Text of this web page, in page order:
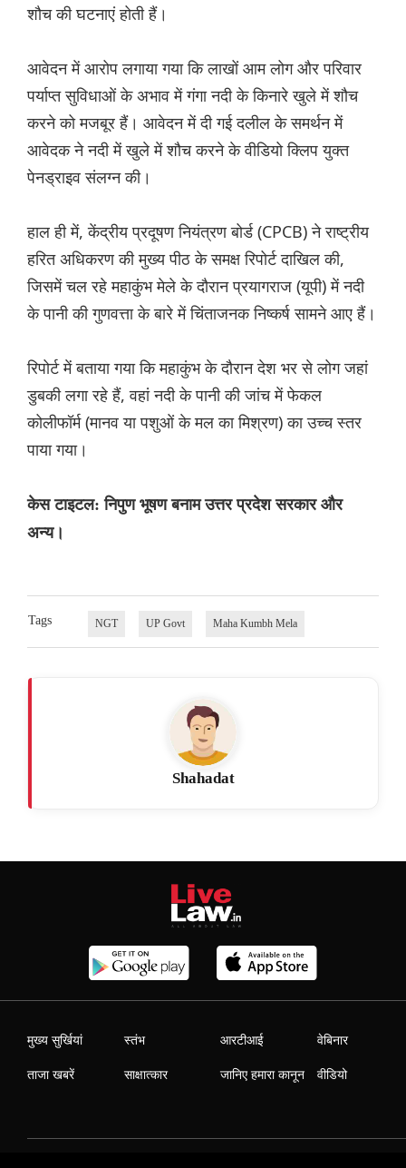
शौच की घटनाएं होती हैं।
आवेदन में आरोप लगाया गया कि लाखों आम लोग और परिवार
पर्याप्त सुविधाओं के अभाव में गंगा नदी के किनारे खुले में शौच
करने को मजबूर हैं। आवेदन में दी गई दलील के समर्थन में
आवेदक ने नदी में खुले में शौच करने के वीडियो क्लिप युक्त
पेनड्राइव संलग्न की।
हाल ही में, केंद्रीय प्रदूषण नियंत्रण बोर्ड (CPCB) ने राष्ट्रीय
हरित अधिकरण की मुख्य पीठ के समक्ष रिपोर्ट दाखिल की,
जिसमें चल रहे महाकुंभ मेले के दौरान प्रयागराज (यूपी) में नदी
के पानी की गुणवत्ता के बारे में चिंताजनक निष्कर्ष सामने आए हैं।
रिपोर्ट में बताया गया कि महाकुंभ के दौरान देश भर से लोग जहां
डुबकी लगा रहे हैं, वहां नदी के पानी की जांच में फेकल
कोलीफॉर्म (मानव या पशुओं के मल का मिश्रण) का उच्च स्तर
पाया गया।
केस टाइटल: निपुण भूषण बनाम उत्तर प्रदेश सरकार और
अन्य।
Tags NGT UP Govt Maha Kumbh Mela
Shahadat
मुख्य सुर्खियां
ताजा खबरें
स्तंभ
साक्षात्कार
आरटीआई
जानिए हमारा कानून
वेबिनार
वीडियो